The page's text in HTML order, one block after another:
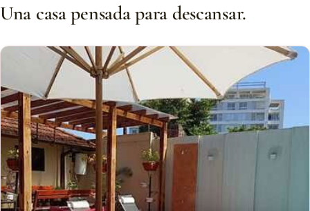
Una casa pensada para descansar.